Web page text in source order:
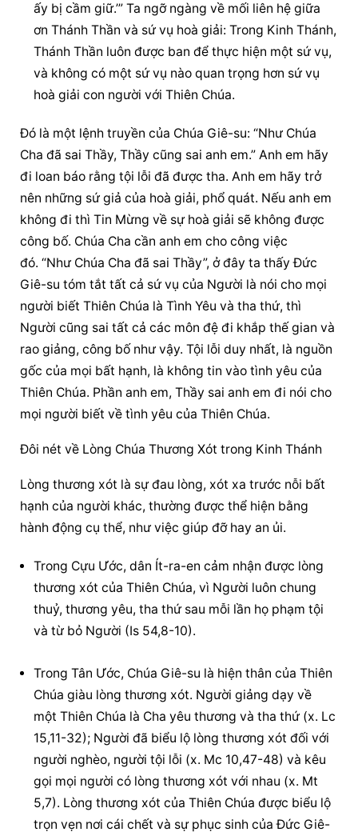
ấy bị cầm giữ.’” Ta ngỡ ngàng về mối liên hệ giữa
ơn Thánh Thần và sứ vụ hoà giải: Trong Kinh Thánh,
Thánh Thần luôn được ban để thực hiện một sứ vụ,
và không có một sứ vụ nào quan trọng hơn sứ vụ
hoà giải con người với Thiên Chúa.
Đó là một lệnh truyền của Chúa Giê-su: “Như Chúa
Cha đã sai Thầy, Thầy cũng sai anh em.” Anh em hãy
đi loan báo rằng tội lỗi đã được tha. Anh em hãy trở
nên những sứ giả của hoà giải, phổ quát. Nếu anh em
không đi thì Tin Mừng về sự hoà giải sẽ không được
công bố. Chúa Cha cần anh em cho công việc
đó. “Như Chúa Cha đã sai Thầy”, ở đây ta thấy Đức
Giê-su tóm tắt tất cả sứ vụ của Người là nói cho mọi
người biết Thiên Chúa là Tình Yêu và tha thứ, thì
Người cũng sai tất cả các môn đệ đi khắp thế gian và
rao giảng, công bố như vậy. Tội lỗi duy nhất, là nguồn
gốc của mọi bất hạnh, là không tin vào tình yêu của
Thiên Chúa. Phần anh em, Thầy sai anh em đi nói cho
mọi người biết về tình yêu của Thiên Chúa.
Đôi nét về Lòng Chúa Thương Xót trong Kinh Thánh
Lòng thương xót là sự đau lòng, xót xa trước nỗi bất
hạnh của người khác, thường được thể hiện bằng
hành động cụ thể, như việc giúp đỡ hay an ủi.
Trong Cựu Ước, dân Ít-ra-en cảm nhận được lòng
thương xót của Thiên Chúa, vì Người luôn chung
thuỷ, thương yêu, tha thứ sau mỗi lần họ phạm tội
và từ bỏ Người (Is 54,8-10).
Trong Tân Ước, Chúa Giê-su là hiện thân của Thiên
Chúa giàu lòng thương xót. Người giảng dạy về
một Thiên Chúa là Cha yêu thương và tha thứ (x. Lc
15,11-32); Người đã biểu lộ lòng thương xót đối với
người nghèo, người tội lỗi (x. Mc 10,47-48) và kêu
gọi mọi người có lòng thương xót với nhau (x. Mt
5,7). Lòng thương xót của Thiên Chúa được biểu lộ
trọn vẹn nơi cái chết và sự phục sinh của Đức Giê-